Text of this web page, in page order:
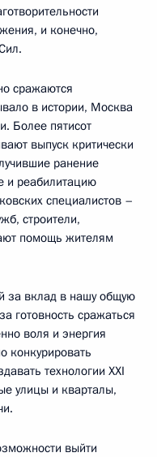
и конечно,
сражаются
в истории, Москва
Более пятисот
выпуск критически
ранение
и реабилитацию
специалистов –
строители,
помощь жителям
за вклад в нашу общую
готовность сражаться
воля и энергия
конкурировать
технологии XXI
улицы и кварталы,
выйти